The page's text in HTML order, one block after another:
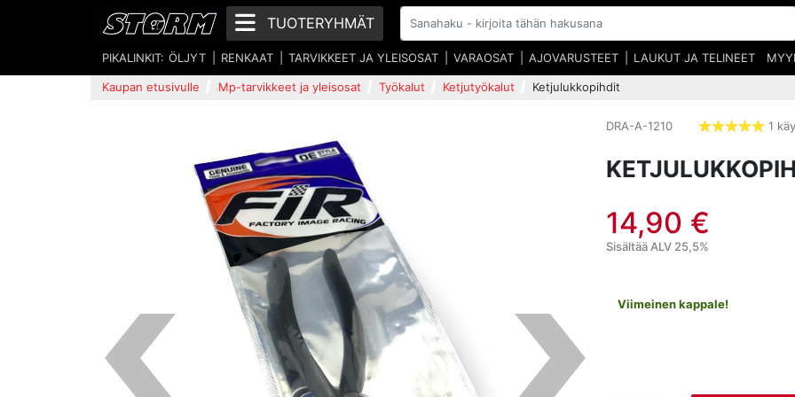
TUOTERYHMÄT
PIKALINKIT: ÖLJYT RENKAAT TARVIKKEET JA YLEISOSAT VARAOSAT AJOVARUSTEET LAUKUT JA TELINEET
Kaupan etusivulle Mp-tarvikkeet ja yleisosat Työkalut Ketjutyökalut Ketjulukkopihdit
DRA-A-1210
1
14,90 €
Sisältää ALV 25,5%
Viimeinen kappale!